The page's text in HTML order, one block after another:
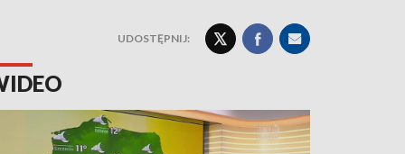
UDOSTĘPNIJ: